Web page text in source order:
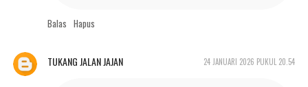
Balas Hapus
TUKANG JALAN JAJAN 24 JANUARI 2026 PUKUL 20.54